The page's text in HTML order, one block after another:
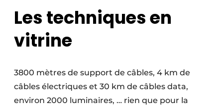
Les techniques en
vitrine
3800 mètres de support de câbles, 4 km de
câbles électriques et 30 km de câbles data,
environ 2000 luminaires, … rien que pour la